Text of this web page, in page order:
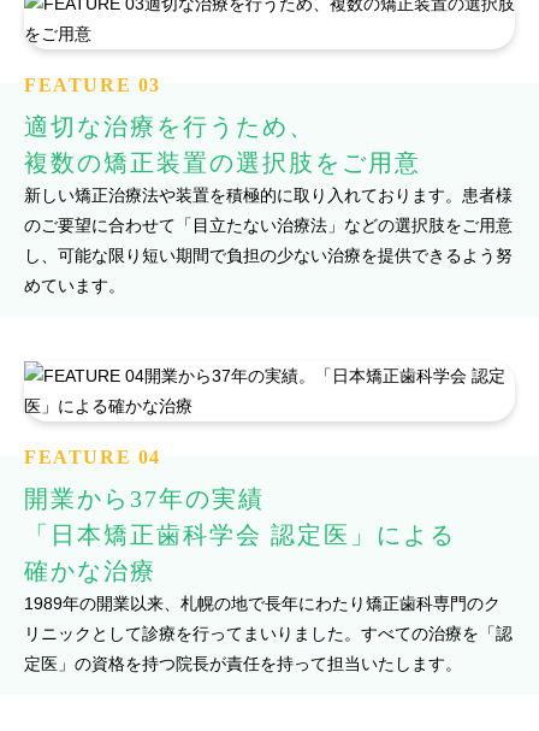
FEATURE 03
適切な治療を行うため、
複数の矯正装置の選択肢をご用意
新しい矯正治療法や装置を積極的に取り入れております。患者様
のご要望に合わせて「目立たない治療法」などの選択肢をご用意
し、可能な限り短い期間で負担の少ない治療を提供できるよう努
めています。
FEATURE 04
開業から37年の実績
「日本矯正歯科学会 認定医」による
確かな治療
1989年の開業以来、札幌の地で長年にわたり矯正歯科専門のク
リニックとして診療を行ってまいりました。すべての治療を「認
定医」の資格を持つ院長が責任を持って担当いたします。